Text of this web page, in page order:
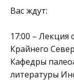
Вас ждут:
17:00 – Лекция
Крайнего
Кафедры
литературы